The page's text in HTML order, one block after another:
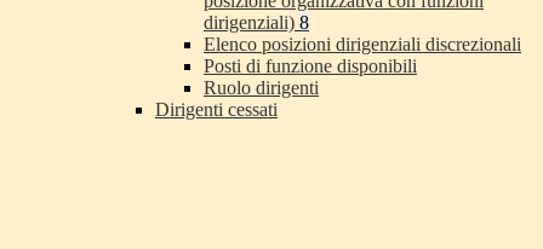
dirigenziali) 8
Elenco posizioni dirigenziali discrezionali
Posti di funzione disponibili
Ruolo dirigenti
Dirigenti cessati